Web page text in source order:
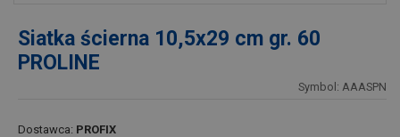
Siatka ścierna 10,5x29 cm gr. 60
PROLINE
Symbol: AAASPN
Dostawca: PROFIX